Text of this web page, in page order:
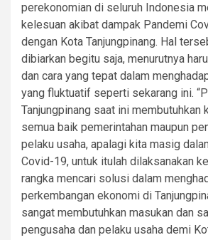
perekonomian di seluruh Indonesia
kelesuan akibat dampak Pandemi
dengan Kota Tanjungpinang. Hal
dibiarkan begitu saja, menurutnya
dan cara yang tepat dalam
yang fluktuatif seperti sekarang ini.
Tanjungpinang saat ini membutuhkan
semua baik pemerintahan maupun
pelaku usaha, apalagi kita masig
Covid-19, untuk itulah dilaksanakan
rangka mencari solusi dalam
perkembangan ekonomi di
sangat membutuhkan masukan dan
pengusaha dan pelaku usaha demi